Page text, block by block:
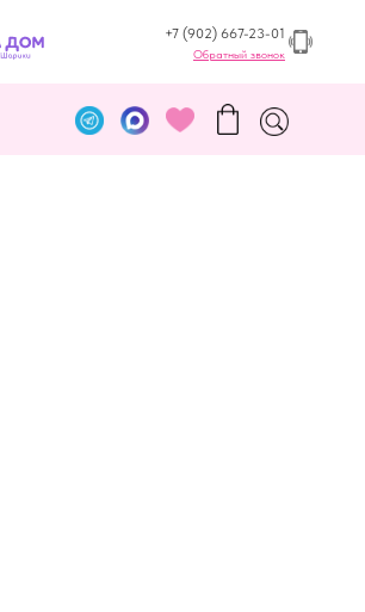
+7 (902) 667-23-01
Обратный звонок